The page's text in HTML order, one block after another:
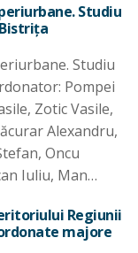
Studiu
Studiu
Pompei
Zotic Vasile,
Alexandru,
Oncu
Iuliu, Man…
Regiunii
majore